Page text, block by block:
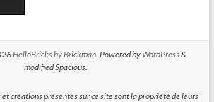
HelloBricks by Brickman. Powered by WordPress&
modified Spacious.
créations présentes sur ce site sont la propriété de leurs